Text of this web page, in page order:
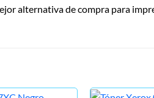
alternativa de compra para